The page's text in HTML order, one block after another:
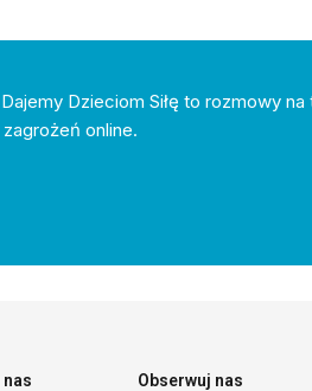
Dzieciom Siłę to rozmowy
online.
nas Obserwuj nas